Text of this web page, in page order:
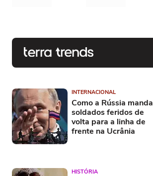
INTERNACIONAL
Como a Rússia manda
soldados feridos de
volta para a linha de
frente na Ucrânia
HISTÓRIA